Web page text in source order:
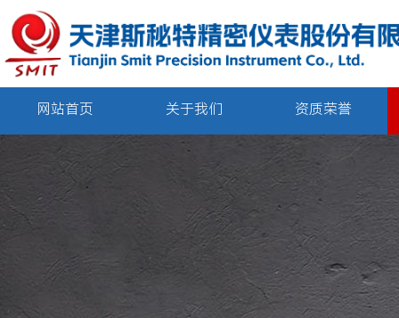
网站首页 关于我们 资质荣誉